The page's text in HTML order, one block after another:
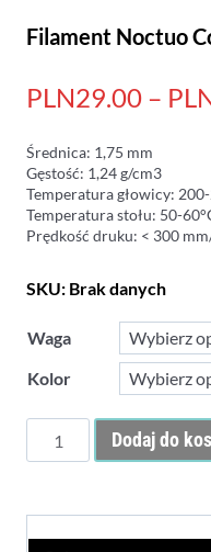
Filament Noctuo
PLN29.00 –
Średnica: 1,75 mm
Gęstość: 1,24 g/cm3
Temperatura głowicy:
Temperatura stołu: 50-
Prędkość druku: < 300
SKU: Brak danych
Waga
Kolor
Filament
Dodaj do